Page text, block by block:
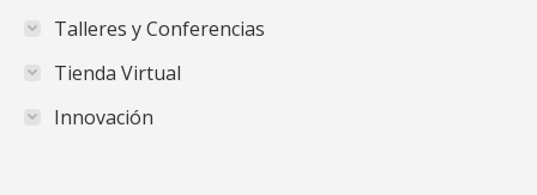
Talleres y Conferencias
Tienda Virtual
Innovación